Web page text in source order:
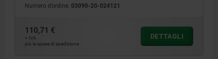
Numero d’ordine: 03090-20-024121
110,71 €
+ IVA
più le spese di spedizione
DETTAGLI